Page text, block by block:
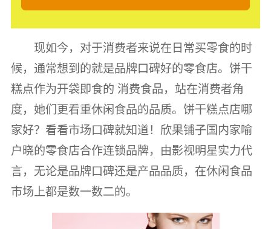
现如今，对于消费者来说在日常买零食的时
候，通常想到的就是品牌口碑好的零食店。饼干
糕点作为开袋即食的 消费食品，站在消费者角
度，她们更看重休闲食品的品质。饼干糕点店哪
家好？看看市场口碑就知道！欣果铺子国内家喻
户晓的零食店合作连锁品牌，由影视明星实力代
言，无论是品牌口碑还是产品品质，在休闲食品
市场上都是数一数二的。